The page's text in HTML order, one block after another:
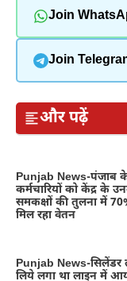
Join
Join
और पढ़ें
Punjab News-पंजाब
कर्मचारियों को केंद्र के
समकक्षों की तुलना में
मिल रहा वेतन
Punjab News-
लिये लगा था लाइन में